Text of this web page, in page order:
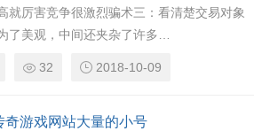
就厉害竞争很激烈骗术三：看清楚交易对象
了美观，中间还夹杂了许多…
32 2018-10-09
奇游戏网站大量的小号